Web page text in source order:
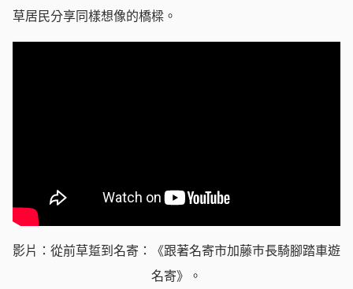
草居民分享同樣想像的橋樑。
影片：從前草踅到名寄：《跟著名寄市加藤巿長騎腳踏車遊
名寄》。